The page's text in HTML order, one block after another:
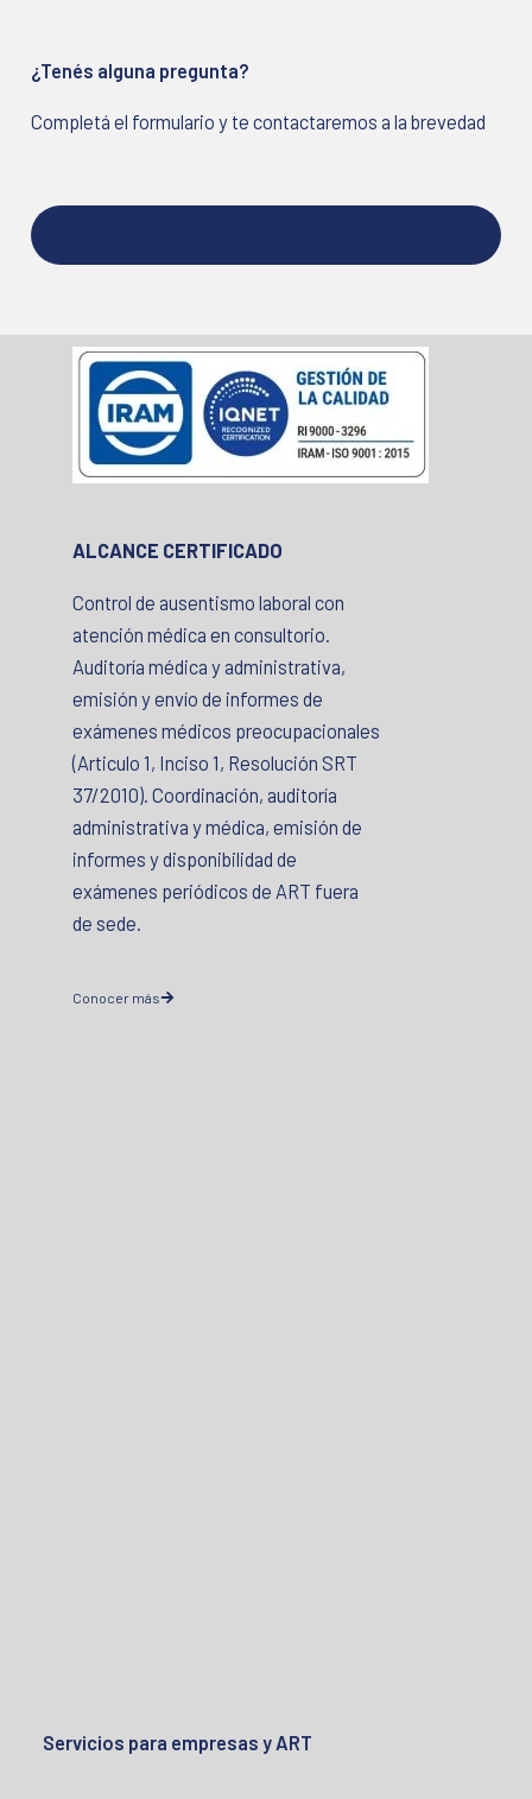
¿Tenés alguna pregunta?
Completá el formulario y te contactaremos a la brevedad
ALCANCE CERTIFICADO
Control de ausentismo laboral con
atención médica en consultorio.
Auditoría médica y administrativa,
emisión y envío de informes de
exámenes médicos preocupacionales
(Articulo 1, Inciso 1, Resolución SRT
37/2010). Coordinación, auditoría
administrativa y médica, emisión de
informes y disponibilidad de
exámenes periódicos de ART fuera
de sede.
Conocer más
Servicios para empresas y ART